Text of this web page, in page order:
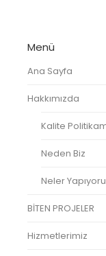
Menü
Ana Sayfa
Hakkımızda
Kalite
Neden Biz
Neler
BİTEN PROJELER
Hizmetlerimiz